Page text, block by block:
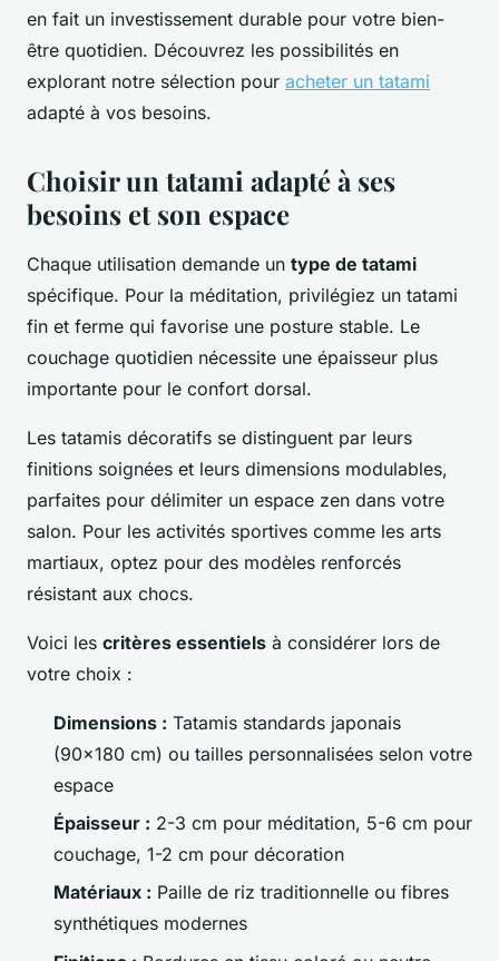
en fait un investissement durable pour votre bien-
être quotidien. Découvrez les possibilités en
explorant notre sélection pour acheter un tatami
adapté à vos besoins.
Choisir un tatami adapté à ses
besoins et son espace
Chaque utilisation demande un type de tatami
spécifique. Pour la méditation, privilégiez un tatami
fin et ferme qui favorise une posture stable. Le
couchage quotidien nécessite une épaisseur plus
importante pour le confort dorsal.
Les tatamis décoratifs se distinguent par leurs
finitions soignées et leurs dimensions modulables,
parfaites pour délimiter un espace zen dans votre
salon. Pour les activités sportives comme les arts
martiaux, optez pour des modèles renforcés
résistant aux chocs.
Voici les critères essentiels à considérer lors de
votre choix :
Dimensions : Tatamis standards japonais
(90x180 cm) ou tailles personnalisées selon votre
espace
Épaisseur : 2-3 cm pour méditation, 5-6 cm pour
couchage, 1-2 cm pour décoration
Matériaux : Paille de riz traditionnelle ou fibres
synthétiques modernes